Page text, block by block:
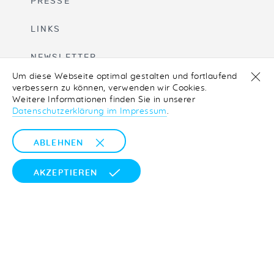
LINKS
NEWSLETTER
IMPRESSUM
Um diese Webseite optimal gestalten und fortlaufend
verbessern zu können, verwenden wir Cookies.
Weitere Informationen finden Sie in unserer
Datenschutzerklärung im Impressum.
ABLEHNEN
AKZEPTIEREN